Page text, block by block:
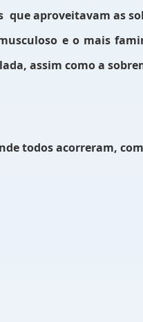
que aproveitavam as
e o mais
assim como a
todos acorreram,